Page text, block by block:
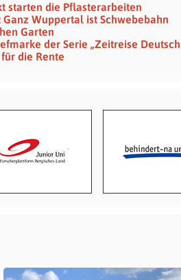
starten die Pflasterarbeiten
Wuppertal ist Schwebebahn
Garten
der Serie „Zeitreise
die Rente